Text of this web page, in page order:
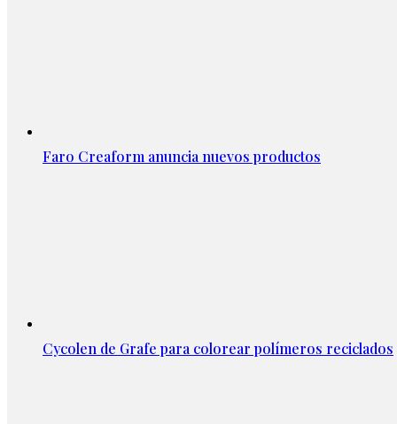
Faro Creaform anuncia nuevos productos
Cycolen de Grafe para colorear polímeros reciclados